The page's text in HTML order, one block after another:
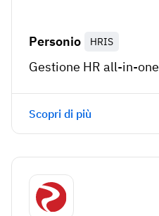
Personio HRIS
Gestione HR all-in-one
Scopri di più